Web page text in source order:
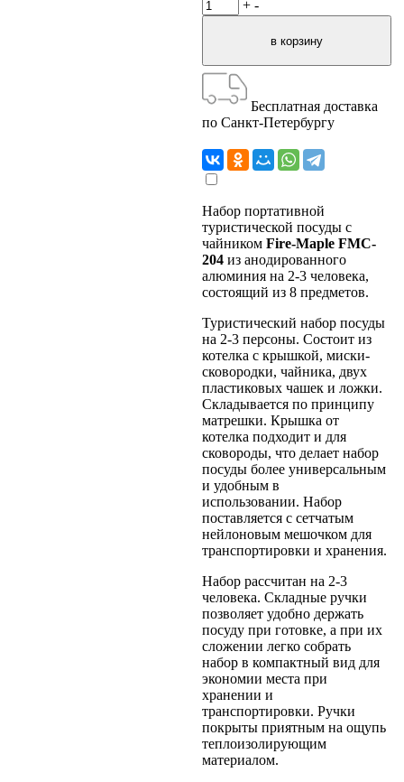
+ -
Бесплатная доставка
по Санкт-Петербургу
Набор портативной
туристической посуды с
чайником Fire-Maple FMC-
204 из анодированного
алюминия на 2-3 человека,
состоящий из 8 предметов.
Туристический набор посуды
на 2-3 персоны. Состоит из
котелка с крышкой, миски-
сковородки, чайника, двух
пластиковых чашек и ложки.
Складывается по принципу
матрешки. Крышка от
котелка подходит и для
сковороды, что делает набор
посуды более универсальным
и удобным в
использовании. Набор
поставляется с сетчатым
нейлоновым мешочком для
транспортировки и хранения.
Набор рассчитан на 2-3
человека. Складные ручки
позволяет удобно держать
посуду при готовке, а при их
сложении легко собрать
набор в компактный вид для
экономии места при
хранении и
транспортировки. Ручки
покрыты приятным на ощупь
теплоизолирующим
материалом.